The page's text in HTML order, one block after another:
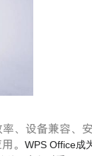
、设备兼容、
。
WPS Office成